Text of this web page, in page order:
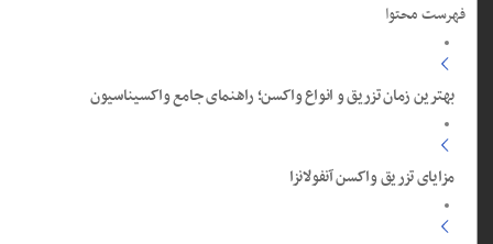
فهرست محتوا
بهترین زمان تزریق و انواع واکسن؛ راهنمای جامع واکسیناسیون
مزایای تزریق واکسن آنفولانزا